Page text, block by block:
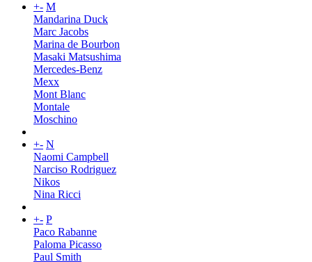
+- M
Mandarina Duck
Marc Jacobs
Marina de Bourbon
Masaki Matsushima
Mercedes-Benz
Mexx
Mont Blanc
Montale
Moschino
+- N
Naomi Campbell
Narciso Rodriguez
Nikos
Nina Ricci
+- P
Paco Rabanne
Paloma Picasso
Paul Smith